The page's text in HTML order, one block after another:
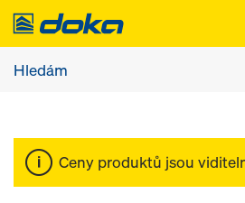
Ceny produktů jsou